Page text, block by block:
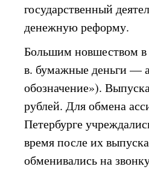
государственный
денежную реформу.
Большим новшеством в
в. бумажные деньги —
обозначение»).
рублей. Для обмена
Петербурге
время после их
обменивались на